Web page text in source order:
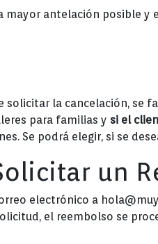
mayor antelación posible
la cancelación, se
para familias y si el
Se podrá elegir, si se
un
electrónico a
el reembolso se